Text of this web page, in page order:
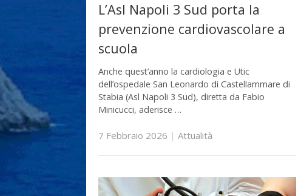
L’Asl Napoli 3 Sud porta la
prevenzione cardiovascolare a
scuola
Anche quest’anno la cardiologia e Utic
dell’ospedale San Leonardo di Castellammare di
Stabia (Asl Napoli 3 Sud), diretta da Fabio
Minicucci, aderisce …
7 Febbraio 2026 | Attualità